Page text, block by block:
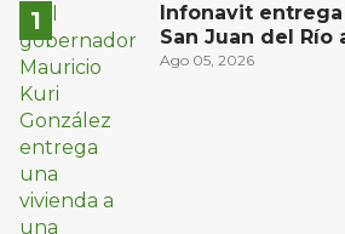
Infonavit
San Juan del Río
bajos ingresos
Ago 05, 2026